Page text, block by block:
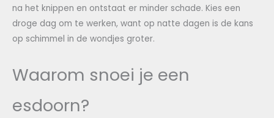
na het knippen en ontstaat er minder schade. Kies een
droge dag om te werken, want op natte dagen is de kans
op schimmel in de wondjes groter.
Waarom snoei je een
esdoorn?